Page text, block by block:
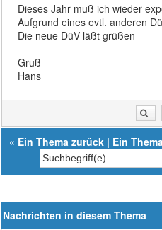
Dieses Jahr muß ich wieder
Aufgrund eines evtl. anderen
Die neue DüV läßt grüßen
Gruß
Hans
« Ein Thema zurück | Ein
Nachrichten in diesem Thema